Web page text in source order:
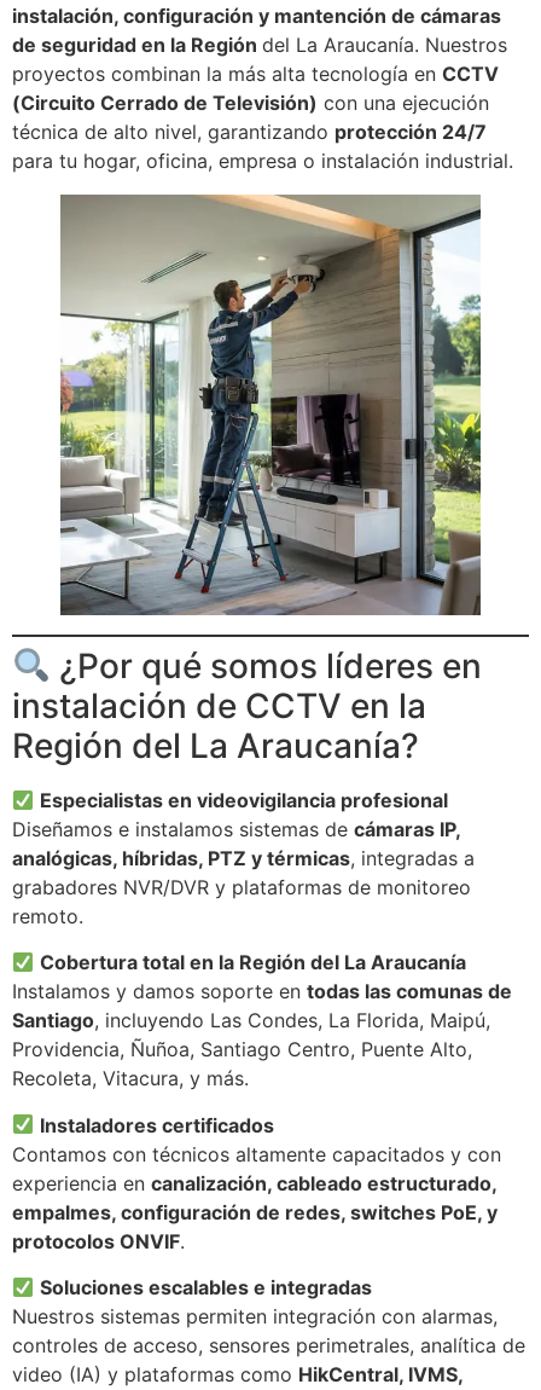
instalación, configuración y mantención de cámaras
de seguridad en la Región del La Araucanía. Nuestros
proyectos combinan la más alta tecnología en CCTV
(Circuito Cerrado de Televisión) con una ejecución
técnica de alto nivel, garantizando protección 24/7
para tu hogar, oficina, empresa o instalación industrial.
¿Por qué somos líderes en
instalación de CCTV en la
Región del La Araucanía?
Especialistas en videovigilancia profesional
Diseñamos e instalamos sistemas de cámaras IP,
analógicas, híbridas, PTZ y térmicas, integradas a
grabadores NVR/DVR y plataformas de monitoreo
remoto.
Cobertura total en la Región del La Araucanía
Instalamos y damos soporte en todas las comunas de
Santiago, incluyendo Las Condes, La Florida, Maipú,
Providencia, Ñuñoa, Santiago Centro, Puente Alto,
Recoleta, Vitacura, y más.
Instaladores certificados
Contamos con técnicos altamente capacitados y con
experiencia en canalización, cableado estructurado,
empalmes, configuración de redes, switches PoE, y
protocolos ONVIF.
Soluciones escalables e integradas
Nuestros sistemas permiten integración con alarmas,
controles de acceso, sensores perimetrales, analítica de
video (IA) y plataformas como HikCentral, IVMS,